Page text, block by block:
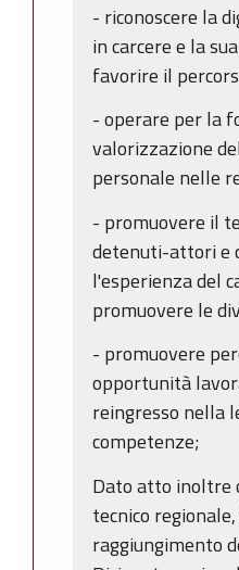
- riconoscere la
in carcere e la
favorire il
- operare per la
valorizzazione
personale nelle
- promuovere il
detenuti-attori e
l'esperienza del
promuovere le
- promuovere
opportunità
reingresso nella
competenze;
Dato atto inoltre
tecnico
raggiungimento